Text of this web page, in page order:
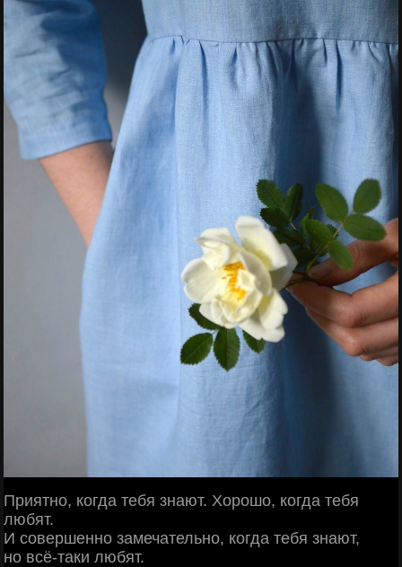
Приятно, когда тебя знают. Хорошо, когда тебя
любят.
И совершенно замечательно, когда тебя знают,
но всё-таки любят.